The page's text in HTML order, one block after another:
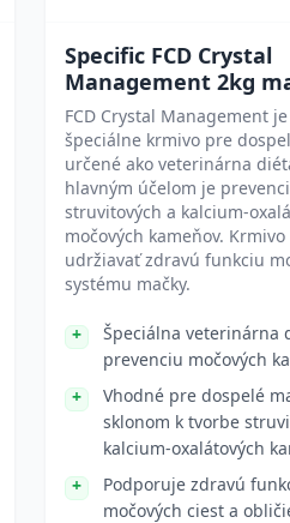
Specific FCD Crystal
Management 2kg
FCD Crystal Management je
špeciálne krmivo pre
určené ako veterinárna
hlavným účelom je
struvitových a kalcium-
močových kameňov.
udržiavať zdravú funkciu
systému mačky.
Špeciálna veterinárna
prevenciu močových
Vhodné pre dospelé
sklonom k tvorbe
kalcium-oxalátových
Podporuje zdravú
močových ciest a